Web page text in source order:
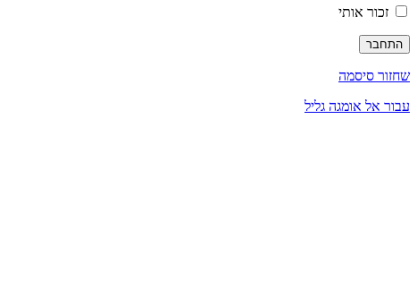
זכור אותי
שחזור סיסמה
עבור אל אומגה גליל